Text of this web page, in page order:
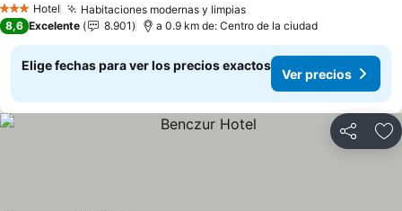
3 Estrellas
Hotel Habitaciones modernas y limpias
8,6 Excelente 8.901 a 0.9 km de: Centro de la ciudad
Elige fechas para ver los precios exactos
Ver precios
Compartir